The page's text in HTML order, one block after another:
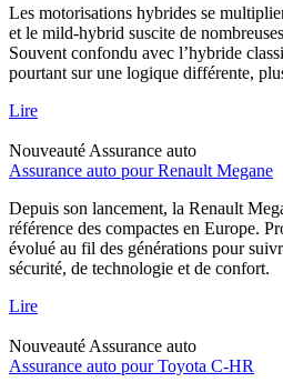
Les motorisations hybrides se
et le mild-hybrid suscite de
Souvent confondu avec l’hybride
pourtant sur une logique différente,
Lire
Nouveauté Assurance auto
Assurance auto pour Renault Megane
Depuis son lancement, la Renault
référence des compactes en Europe.
évolué au fil des générations pour
sécurité, de technologie et de confort.
Lire
Nouveauté Assurance auto
Assurance auto pour Toyota C-HR